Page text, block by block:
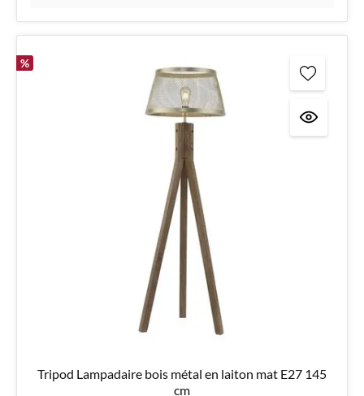
%
Tripod Lampadaire bois métal en laiton mat E27 145
cm